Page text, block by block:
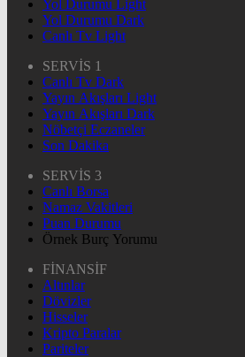
Yol Durumu Light
Yol Durumu Dark
Canlı Tv Light
SERVİS 1
Canlı Tv Dark
Yayın Akışları Light
Yayın Akışları Dark
Nöbetçi Eczaneler
Son Dakika
SERVİS 3
Canlı Borsa
Namaz Vakitleri
Puan Durumu
Örnek Burç Yorumu
FİNANSİF
Altınlar
Dövizler
Hisseler
Kripto Paralar
Pariteler